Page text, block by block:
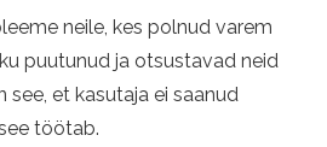
neile, kes polnud varem
puutunud ja otsustavad neid
see, et kasutaja ei saanud
töötab.